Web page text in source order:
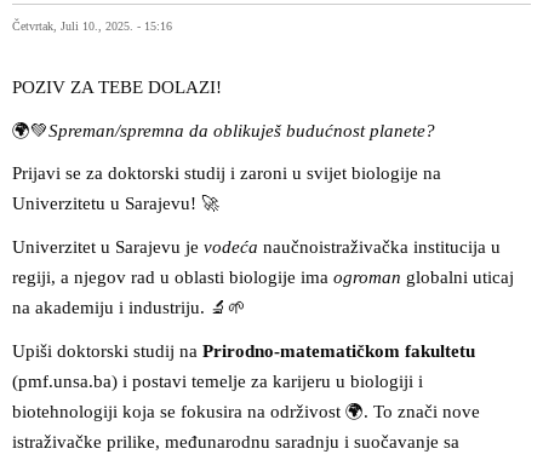
Četvrtak, Juli 10., 2025. - 15:16
POZIV ZA TEBE DOLAZI!
🌍💚Spreman/spremna da oblikuješ budućnost planete?
Prijavi se za doktorski studij i zaroni u svijet biologije na
Univerzitetu u Sarajevu! 🚀
Univerzitet u Sarajevu je vodeća naučnoistraživačka institucija u
regiji, a njegov rad u oblasti biologije ima ogroman globalni uticaj
na akademiju i industriju. 🔬🌱
Upiši doktorski studij na Prirodno-matematičkom fakultetu
(pmf.unsa.ba) i postavi temelje za karijeru u biologiji i
biotehnologiji koja se fokusira na održivost 🌍. To znači nove
istraživačke prilike, međunarodnu saradnju i suočavanje sa